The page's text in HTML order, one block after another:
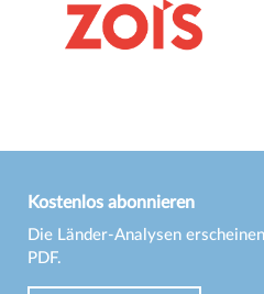
Kostenlos abonnieren
Die Länder-Analysen
PDF.